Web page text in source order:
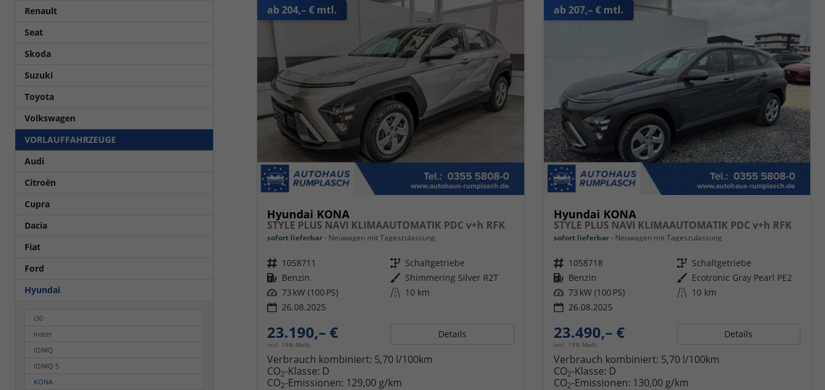
ab 204,– € mtl.
Hyundai KONA
STYLE PLUS NAVI KLIMAAUTOMATIK PDC v+h RFK
sofort lieferbar Neuwagen mit Tageszulassung
Fahrzeugnr. 1058711 Getriebe Schaltgetriebe
Kraftstoff Benzin Außenfarbe Shimmering Silver R2T
Leistung 73 kW (100 PS) Kilometerstand 10 km
26.08.2025
23.190,– €
incl. 19% MwSt.
Details
Verbrauch kombiniert: 5,70 l/100km
CO2-Klasse: D
CO2-Emissionen: 129,00 g/km
ab 207,– € mtl.
Hyundai KONA
STYLE PLUS NAVI KLIMAAUTOMATIK PDC v+h RFK
sofort lieferbar Neuwagen mit Tageszulassung
Fahrzeugnr. 1058718 Getriebe Schaltgetriebe
Kraftstoff Benzin Außenfarbe Ecotronic Gray Pearl PE2
Leistung 73 kW (100 PS) Kilometerstand 10 km
26.08.2025
23.490,– €
incl. 19% MwSt.
Details
Verbrauch kombiniert: 5,70 l/100km
CO2-Klasse: D
CO2-Emissionen: 130,00 g/km
Renault
Seat
Skoda
Suzuki
Toyota
Volkswagen
VORLAUFFAHRZEUGE
Audi
Citroën
Cupra
Dacia
Fiat
Ford
Hyundai
i30
Inster
IONIQ
IONIQ 5
KONA